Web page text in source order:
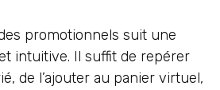
promotionnels suit une
intuitive. Il suffit de repérer
de l’ajouter au panier virtuel,